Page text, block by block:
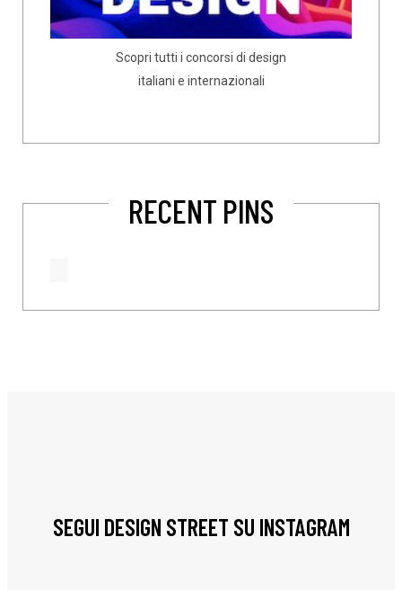
Scopri tutti i concorsi di design
italiani e internazionali
RECENT PINS
SEGUI DESIGN STREET SU INSTAGRAM